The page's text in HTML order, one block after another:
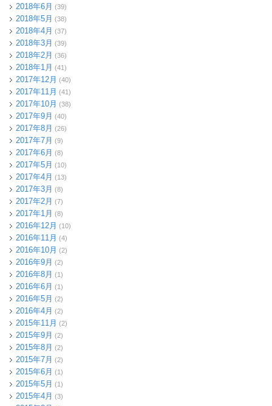
2018年6月 (39)
2018年5月 (38)
2018年4月 (37)
2018年3月 (39)
2018年2月 (36)
2018年1月 (41)
2017年12月 (40)
2017年11月 (41)
2017年10月 (38)
2017年9月 (40)
2017年8月 (26)
2017年7月 (9)
2017年6月 (8)
2017年5月 (10)
2017年4月 (13)
2017年3月 (8)
2017年2月 (7)
2017年1月 (8)
2016年12月 (10)
2016年11月 (4)
2016年10月 (2)
2016年9月 (2)
2016年8月 (1)
2016年6月 (1)
2016年5月 (2)
2016年4月 (2)
2015年11月 (2)
2015年9月 (2)
2015年8月 (2)
2015年7月 (2)
2015年6月 (1)
2015年5月 (1)
2015年4月 (3)